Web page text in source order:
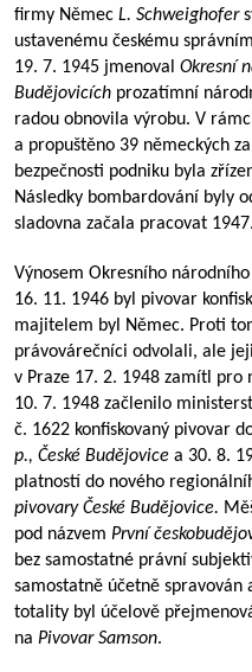
firmy Němec L. Schweighofer
ustavenému českému
19. 7. 1945 jmenoval Okresní
Budějovicích prozatímní
radou obnovila výrobu. V
a propuštěno 39 německých
bezpečnosti podniku byla
Následky bombardování byly
sladovna začala pracovat 1947.
Výnosem Okresního
16. 11. 1946 byl pivovar
majitelem byl Němec. Proti
právovárečníci odvolali, ale
v Praze 17. 2. 1948 zamítl
10. 7. 1948 začlenilo
č. 1622 konfiskovaný pivovar
p., České Budějovice a 30. 8.
platností do nového
pivovary České Budějovice.
pod názvem První
bez samostatné právní
samostatně účetně spravován
totality byl účelově
na Pivovar Samson.